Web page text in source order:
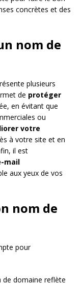
concrètes et des
nom de
plusieurs
de protéger
en évitant que
ou
votre
à votre site et en
il est
mail
aux yeux de vos
nom de
pour
de domaine reflète